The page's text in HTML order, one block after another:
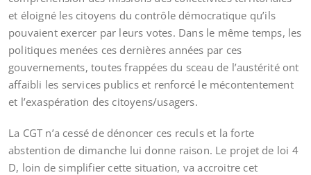
et éloigné les citoyens du contrôle démocratique qu’ils
pouvaient exercer par leurs votes. Dans le même temps, les
politiques menées ces dernières années par ces
gouvernements, toutes frappées du sceau de l’austérité ont
affaibli les services publics et renforcé le mécontentement
et l’exaspération des citoyens/usagers.
La CGT n’a cessé de dénoncer ces reculs et la forte
abstention de dimanche lui donne raison. Le projet de loi 4
D, loin de simplifier cette situation, va accroitre cet